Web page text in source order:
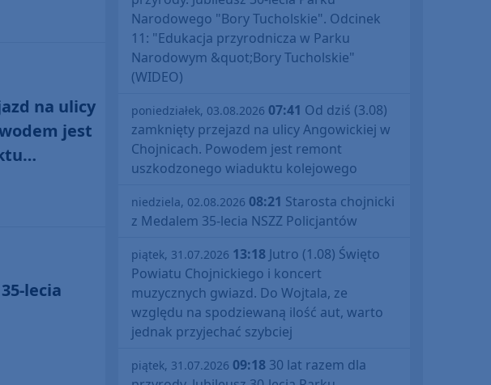
na ulicy
jest
lecia
Narodowego "Bory Tucholskie". Odcinek
11: "Edukacja przyrodnicza w Parku
Narodowym &quot;Bory Tucholskie"
(WIDEO)
poniedziałek, 03.08.2026 07:41 Od dziś (3.08)
zamknięty przejazd na ulicy Angowickiej w
Chojnicach. Powodem jest remont
uszkodzonego wiaduktu kolejowego
niedziela, 02.08.2026 08:21 Starosta chojnicki
z Medalem 35-lecia NSZZ Policjantów
piątek, 31.07.2026 13:18 Jutro (1.08) Święto
Powiatu Chojnickiego i koncert
muzycznych gwiazd. Do Wojtala, ze
względu na spodziewaną ilość aut, warto
jednak przyjechać szybciej
piątek, 31.07.2026 09:18 30 lat razem dla